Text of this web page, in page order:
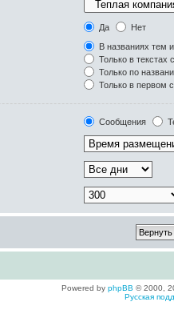
Да
Нет
В названиях тем
Только в текстах
Только по
Только в первом
Сообщения
Powered by phpBB © 2000,
Русская